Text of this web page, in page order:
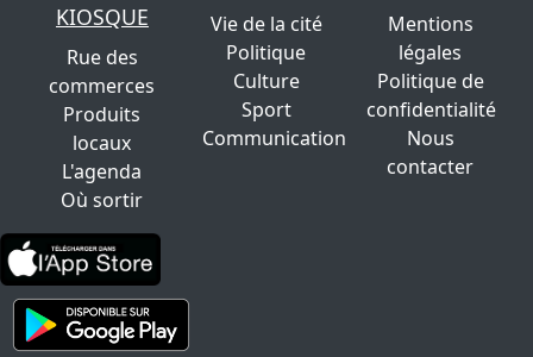
KIOSQUE
Rue des
commerces
Produits
locaux
L'agenda
Où sortir
Vie de la cité
Politique
Culture
Sport
Communication
Mentions
légales
Politique de
confidentialité
Nous
contacter